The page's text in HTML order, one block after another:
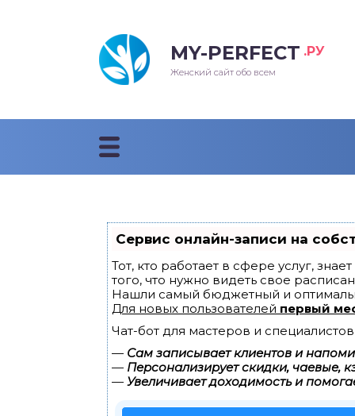
MY-PERFECT .РУ
Женский сайт обо всем
Сервис онлайн-записи на
Тот, кто работает в сфере услуг,
того, что нужно видеть свое
Нашли самый бюджетный и
Для новых пользователей первый
Чат-бот для мастеров и
— Сам записывает клиентов и
— Персонализирует скидки, чаевые,
— Увеличивает доходимость и
прически 2018
стрижки 2018